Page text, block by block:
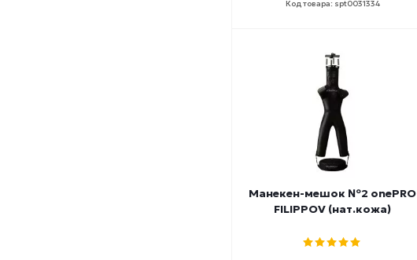
Код товара: spt0031334
Манекен-мешок №2 onePRO
FILIPPOV (нат.кожа)